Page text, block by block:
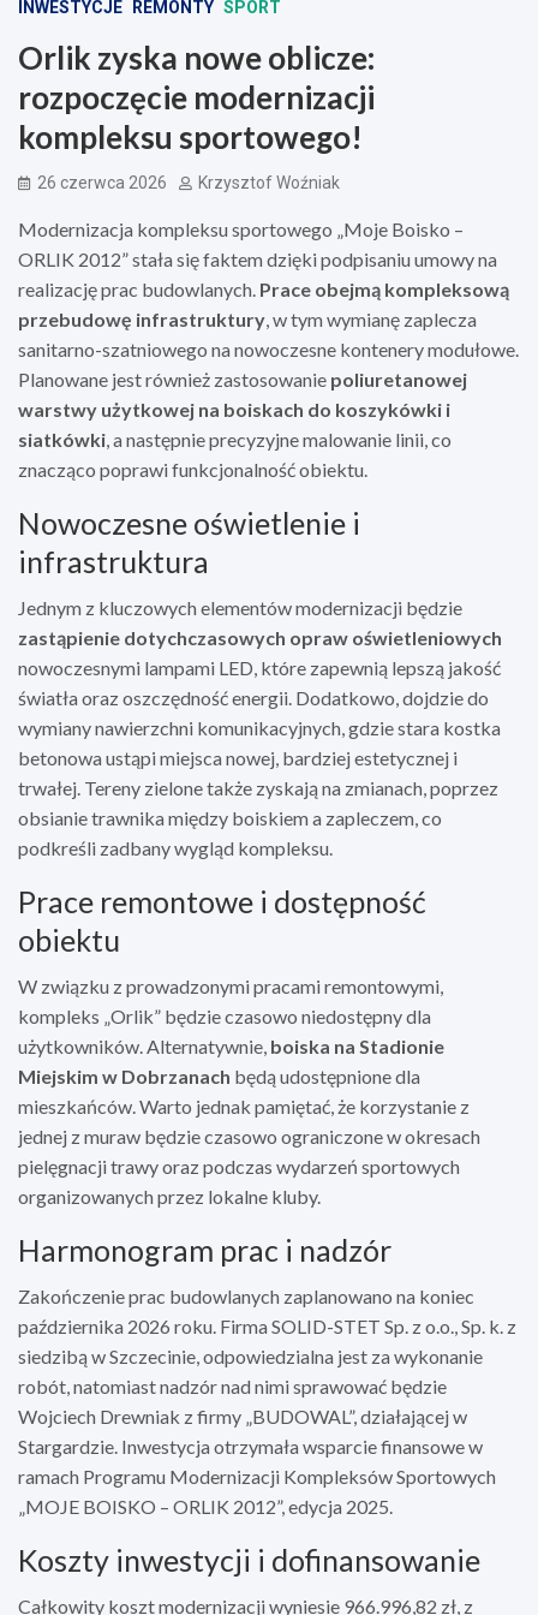
INWESTYCJE REMONTY SPORT
Orlik zyska nowe oblicze:
rozpoczęcie modernizacji
kompleksu sportowego!
26 czerwca 2026 Krzysztof Woźniak
Modernizacja kompleksu sportowego „Moje Boisko –
ORLIK 2012” stała się faktem dzięki podpisaniu umowy na
realizację prac budowlanych. Prace obejmą kompleksową
przebudowę infrastruktury , w tym wymianę zaplecza
sanitarno-szatniowego na nowoczesne kontenery modułowe.
Planowane jest również zastosowanie poliuretanowej
warstwy użytkowej na boiskach do koszykówki i
siatkówki , a następnie precyzyjne malowanie linii, co
znacząco poprawi funkcjonalność obiektu.
Nowoczesne oświetlenie i
infrastruktura
Jednym z kluczowych elementów modernizacji będzie
zastąpienie dotychczasowych opraw oświetleniowych
nowoczesnymi lampami LED, które zapewnią lepszą jakość
światła oraz oszczędność energii. Dodatkowo, dojdzie do
wymiany nawierzchni komunikacyjnych, gdzie stara kostka
betonowa ustąpi miejsca nowej, bardziej estetycznej i
trwałej. Tereny zielone także zyskają na zmianach, poprzez
obsianie trawnika między boiskiem a zapleczem, co
podkreśli zadbany wygląd kompleksu.
Prace remontowe i dostępność
obiektu
W związku z prowadzonymi pracami remontowymi,
kompleks „Orlik” będzie czasowo niedostępny dla
użytkowników. Alternatywnie, boiska na Stadionie
Miejskim w Dobrzanach będą udostępnione dla
mieszkańców. Warto jednak pamiętać, że korzystanie z
jednej z muraw będzie czasowo ograniczone w okresach
pielęgnacji trawy oraz podczas wydarzeń sportowych
organizowanych przez lokalne kluby.
Harmonogram prac i nadzór
Zakończenie prac budowlanych zaplanowano na koniec
października 2026 roku. Firma SOLID-STET Sp. z o.o., Sp. k. z
siedzibą w Szczecinie, odpowiedzialna jest za wykonanie
robót, natomiast nadzór nad nimi sprawować będzie
Wojciech Drewniak z firmy „BUDOWAL”, działającej w
Stargardzie. Inwestycja otrzymała wsparcie finansowe w
ramach Programu Modernizacji Kompleksów Sportowych
„MOJE BOISKO – ORLIK 2012”, edycja 2025.
Koszty inwestycji i dofinansowanie
Całkowity koszt modernizacji wyniesie 966.996,82 zł, z